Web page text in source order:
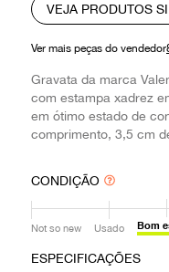
VEJA PRODUTOS
Ver mais peças do vendedor
Gravata da marca
com estampa xadrez
em ótimo estado de
comprimento, 3,5 cm
CONDIÇÃO
Not so new Usado Bom
ESPECIFICAÇÕES